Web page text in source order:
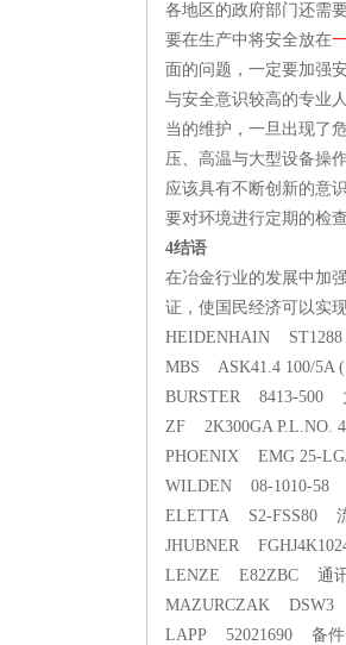
各地区的政府部门还需
要在生产中将安全放在
面的问题，一定要加强
与安全意识较高的专业
当的维护，一旦出现了
压、高温与大型设备操
应该具有不断创新的意
要对环境进行定期的检
4结语
在冶金行业的发展中加
证，使国民经济可以实
HEIDENHAIN
MBS ASK41.4 100/5A
BURSTER 8413-500
ZF 2K300GA P.L.NO.
PHOENIX EMG 25-
WILDEN 08-1010-58
ELETTA S2-FSS80
JHUBNER
LENZE E82ZBC 通
MAZURCZAK
LAPP 52021690 备件